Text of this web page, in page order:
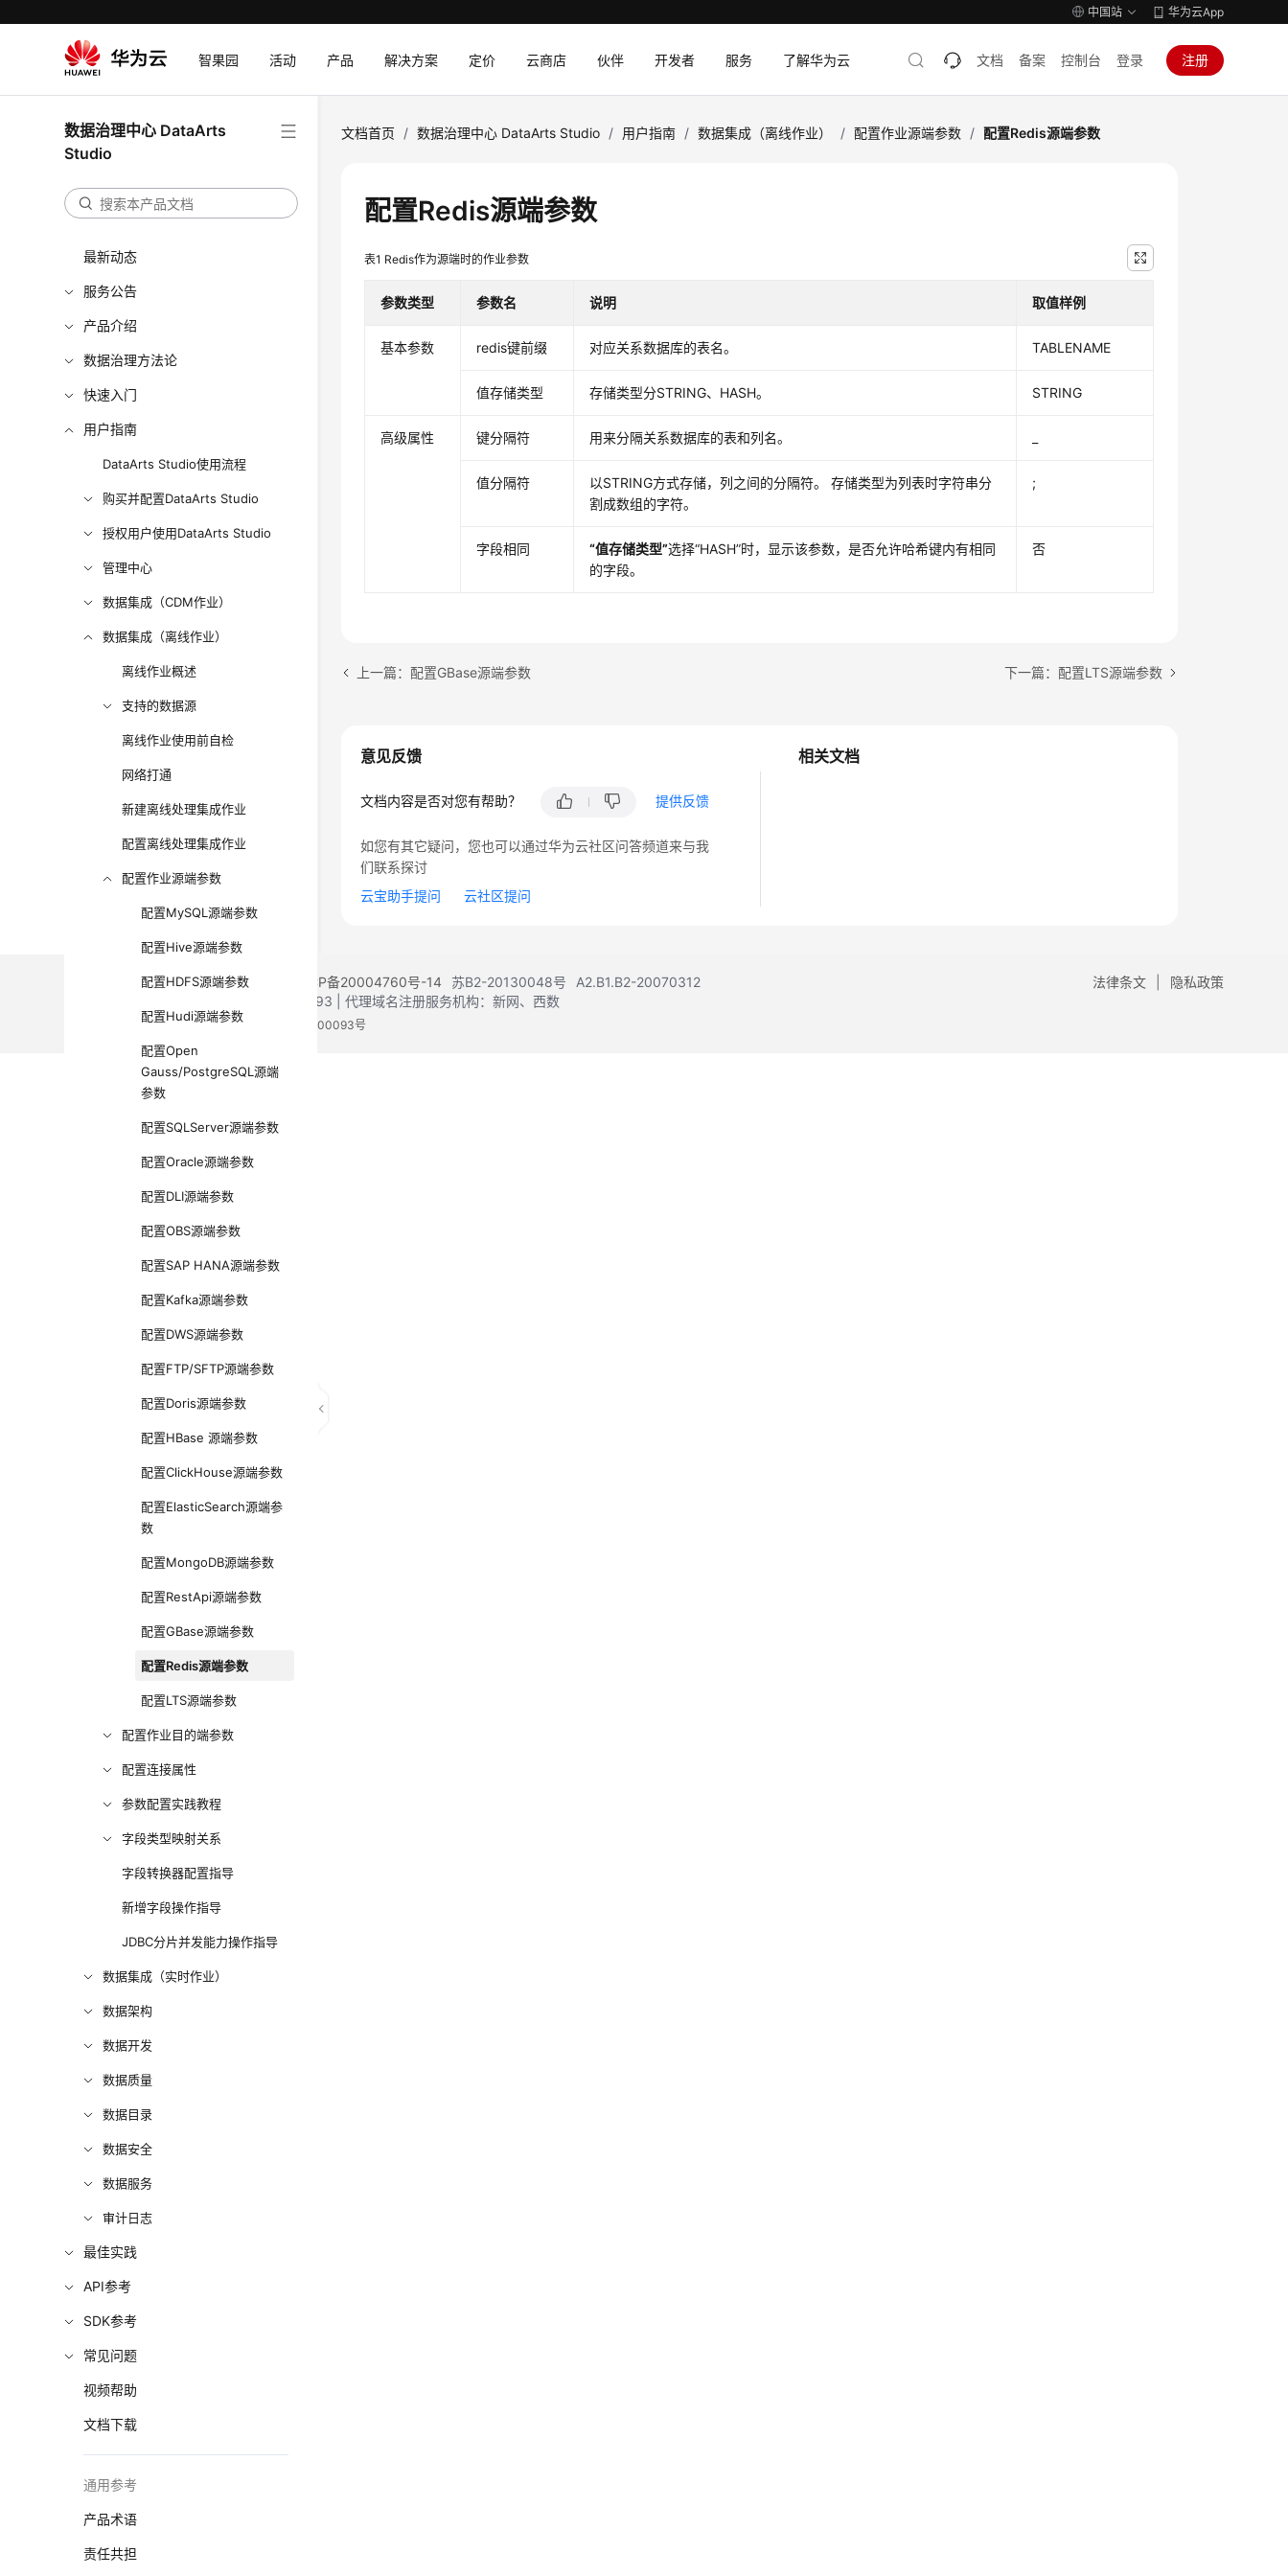
中国站 华为云App
智果园 活动 产品 解决方案 定价 云商店 伙伴 开发者 服务 了解华为云 文档 备案 控制台 登录 注册
数据治理中心 DataArts
Studio
最新动态
服务公告
产品介绍
数据治理方法论
快速入门
用户指南
DataArts Studio使用流程
购买并配置DataArts Studio
授权用户使用DataArts Studio
管理中心
数据集成（CDM作业）
数据集成（离线作业）
离线作业概述
支持的数据源
离线作业使用前自检
网络打通
新建离线处理集成作业
配置离线处理集成作业
配置作业源端参数
配置MySQL源端参数
配置Hive源端参数
配置HDFS源端参数
配置Hudi源端参数
配置Open
Gauss/PostgreSQL源端
参数
配置SQLServer源端参数
配置Oracle源端参数
配置DLI源端参数
配置OBS源端参数
配置SAP HANA源端参数
配置Kafka源端参数
配置DWS源端参数
配置FTP/SFTP源端参数
配置Doris源端参数
配置HBase 源端参数
配置ClickHouse源端参数
配置ElasticSearch源端参
数
配置MongoDB源端参数
配置RestApi源端参数
配置GBase源端参数
配置Redis源端参数
配置LTS源端参数
配置作业目的端参数
配置连接属性
参数配置实践教程
字段类型映射关系
字段转换器配置指导
新增字段操作指导
JDBC分片并发能力操作指导
数据集成（实时作业）
数据架构
数据开发
数据质量
数据目录
数据安全
数据服务
审计日志
最佳实践
API参考
SDK参考
常见问题
视频帮助
文档下载
通用参考
产品术语
责任共担
文档首页 / 数据治理中心 DataArts Studio / 用户指南 / 数据集成（离线作业） / 配置作业源端参数 / 配置Redis源端参数
配置Redis源端参数
表1 Redis作为源端时的作业参数
参数类型 参数名 说明 取值样例
基本参数 redis键前缀 对应关系数据库的表名。 TABLENAME
值存储类型 存储类型分STRING、HASH。 STRING
高级属性 键分隔符 用来分隔关系数据库的表和列名。
值分隔符
以STRING方式存储，列之间的分隔符。 存储类型为列表时字符串分
割成数组的字符。
;
字段相同 “值存储类型”选择“HASH”时，显示该参数，是否允许哈希键内有相同
的字段。
否
上一篇：配置GBase源端参数 下一篇：配置LTS源端参数
相关文档
意见反馈
文档内容是否对您有帮助？ 提供反馈
如您有其它疑问，您也可以通过华为云社区问答频道来与我
们联系探讨
云宝助手提问
云社区提问
法律条文 隐私政策
©2026 Huaweicloud.com 版权所有 黔ICP备20004760号-14 苏B2-20130048号
A2.B1.B2-20070312
增值电信业务经营许可证：B1.B2-20200593 | 代理域名注册服务机构：新网、西数
电子营业执照 贵公网安备 52990002000093号